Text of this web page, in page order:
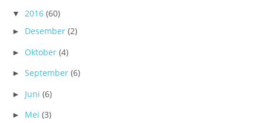
▼ 2016 (60)
► Desember (2)
► Oktober (4)
► September (6)
► Juni (6)
► Mei (3)